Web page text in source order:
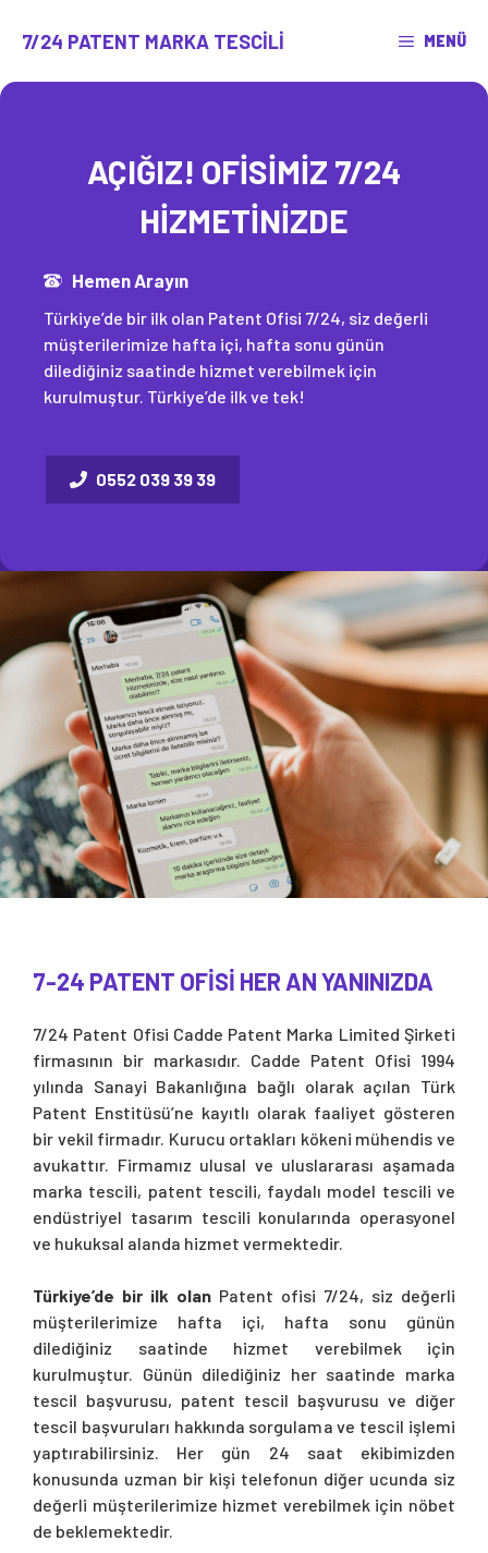
atla7/24 PATENT MARKA TESCILI MENÜ
AÇIĞIZ! OFİSİMİZ 7/24
HİZMETİNİZDE
Hemen Arayın
Türkiye’de bir ilk olan Patent Ofisi 7/24, siz değerli
müşterilerimize hafta içi, hafta sonu günün
dilediğiniz saatinde hizmet verebilmek için
kurulmuştur. Türkiye’de ilk ve tek!
0552 039 39 39
7-24 PATENT OFİSİ HER AN YANINIZDA
7/24 Patent Ofisi Cadde Patent Marka Limited Şirketi
firmasının bir markasıdır. Cadde Patent Ofisi 1994
yılında Sanayi Bakanlığına bağlı olarak açılan Türk
Patent Enstitüsü’ne kayıtlı olarak faaliyet gösteren
bir vekil firmadır. Kurucu ortakları kökeni mühendis ve
avukattır. Firmamız ulusal ve uluslararası aşamada
marka tescili, patent tescili, faydalı model tescili ve
endüstriyel tasarım tescili konularında operasyonel
ve hukuksal alanda hizmet vermektedir.
Türkiye’de bir ilk olan Patent ofisi 7/24, siz değerli
müşterilerimize hafta içi, hafta sonu günün
dilediğiniz saatinde hizmet verebilmek için
kurulmuştur. Günün dilediğiniz her saatinde marka
tescil başvurusu, patent tescil başvurusu ve diğer
tescil başvuruları hakkında sorgulama ve tescil işlemi
yaptırabilirsiniz. Her gün 24 saat ekibimizden
konusunda uzman bir kişi telefonun diğer ucunda siz
değerli müşterilerimize hizmet verebilmek için nöbet
de beklemektedir.